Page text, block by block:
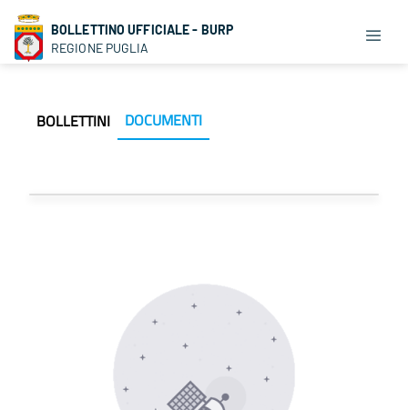
BOLLETTINO UFFICIALE - BURP
REGIONE PUGLIA
BOLLETTINI DOCUMENTI